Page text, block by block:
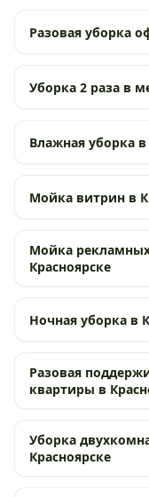
Разовая уборка
Уборка 2 раза в
Влажная уборка в
Мойка витрин в
Мойка
Красноярске
Ночная уборка в
Разовая
квартиры в
Уборка
Красноярске